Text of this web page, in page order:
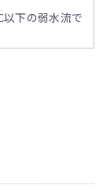
下の弱水流で